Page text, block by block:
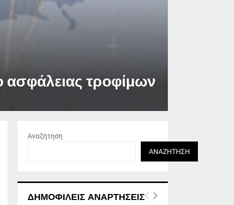
ασφάλειας τροφίμων
Αναζήτηση
ΑΝΑΖΉΤΗΣΗ
ΔΗΜΟΦΙΛΕΊΣ ΑΝΑΡΤΉΣΕΙΣ